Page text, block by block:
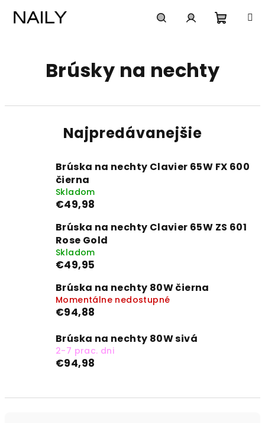
Brúsky na nechty
Najpredávanejšie
Brúska na nechty Clavier 65W FX 600
čierna
Skladom
€49,98
Brúska na nechty Clavier 65W ZS 601
Rose Gold
Skladom
€49,95
Brúska na nechty 80W čierna
Momentálne nedostupné
€94,88
Brúska na nechty 80W sivá
2-7 prac. dni
€94,98